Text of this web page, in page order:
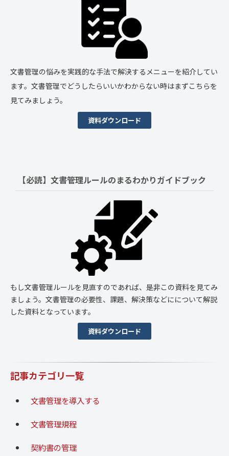
文書管理の悩みを実践的な手法で解決するメニューを紹介してい
ます。文書管理でどうしたらいいかわからない時はまずこちらを
見てみましょう。
資料ダウンロード
【必読】文書管理ルールのまるわかりガイドブック
もし文書管理ルールを見直すのであれば、是非この資料を見てみ
ましょう。文書管理の必要性、課題、解決策などにについて解説
した資料となっています。
資料ダウンロード
記事カテゴリ一覧
文書管理を導入する
文書管理規程
契約書の管理